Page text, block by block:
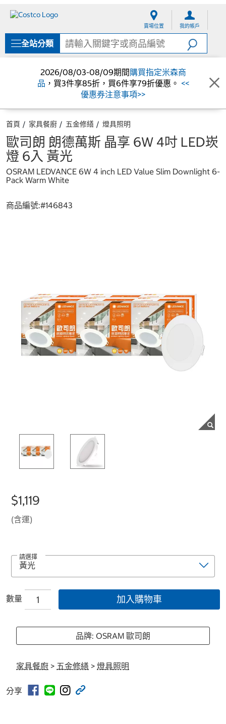
單
賣場位置 我的帳戶
全站分類
2026/08/03-08/09期間購買指定米森商
品 ，買3件享85折，買6件享79折優惠。 <<
優惠券注意事項>>
首頁 家具餐廚 五金修繕 燈具照明
歐司朗 朗德萬斯 晶享 6W 4吋 LED崁
燈 6入 黃光
OSRAM LEDVANCE 6W 4 inch LED Value Slim Downlight 6-
Pack Warm White
商品編號:#146843
$1,119
(含運)
請選擇
數量 加入購物車
品牌: OSRAM 歐司朗
家具餐廚 > 五金修繕 > 燈具照明
分享